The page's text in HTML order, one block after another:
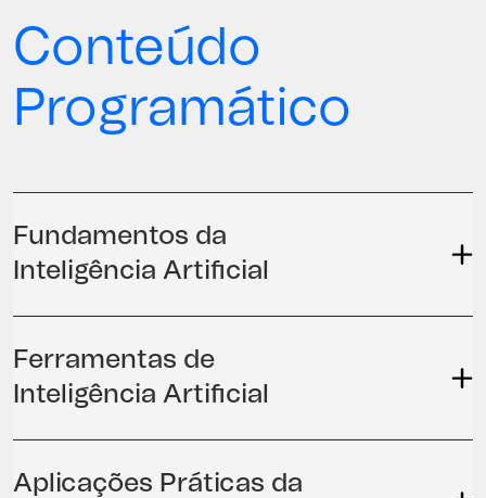
Conteúdo
Programático
Fundamentos da
Inteligência Artificial
Ferramentas de
Inteligência Artificial
Aplicações Práticas da